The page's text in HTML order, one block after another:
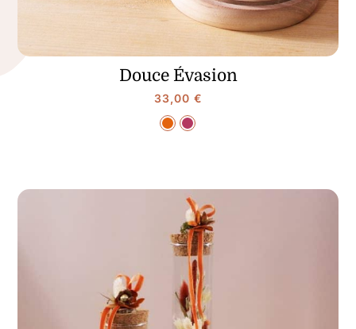
Douce Évasion
33,00 €